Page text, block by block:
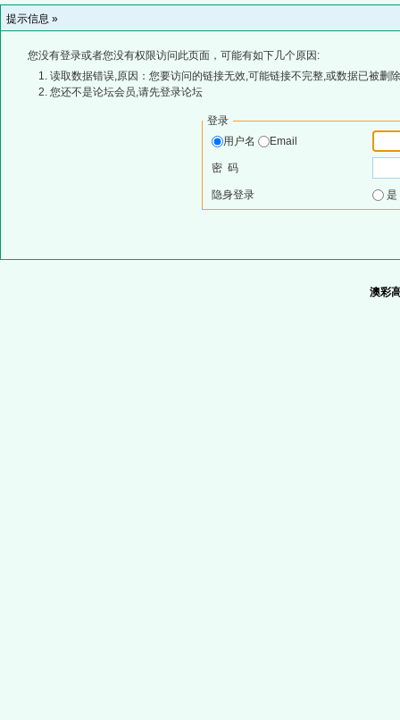
提示信息 »
您没有登录或者您没有权限访问此页面，可能有如下几个原因:
读取数据错误,原因：您要访问的链接无效,可能链接不完整,或数据已被删
您还不是论坛会员,请先登录论坛
登录
用户名
Email
密 码
隐身登录
澳彩